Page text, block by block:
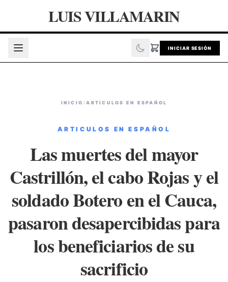
LUIS VILLAMARIN
INICIAR SESIÓN
INICIO /ARTICULOS EN ESPAÑOL
ARTICULOS EN ESPAÑOL
Las muertes del mayor
Castrillón, el cabo Rojas y el
soldado Botero en el Cauca,
pasaron desapercibidas para
los beneficiarios de su
sacrificio